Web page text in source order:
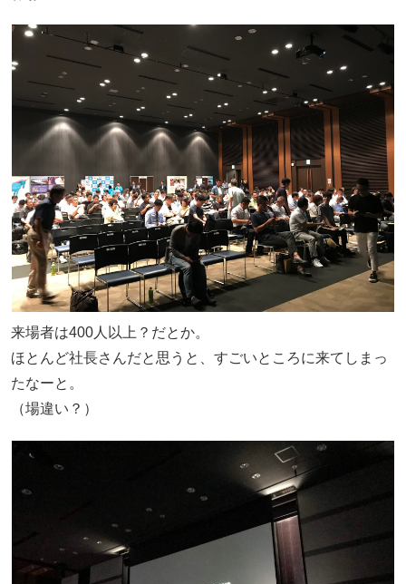
来場者は400人以上？だとか。
ほとんど社長さんだと思うと、すごいところに来てしまっ
たなーと。
（場違い？）